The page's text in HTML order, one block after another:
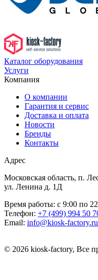
Каталог оборудования
Услуги
Компания
О компании
Гарантия и сервис
Доставка и оплата
Новости
Бренды
Контакты
Адрес
Московская область, п.
ул. Ленина д. 1Д
Время работы: с 9:00 по
Телефон: +7 (499) 994 50
Email: info@kiosk-factory.ru
© 2026 kiosk-factory, Все